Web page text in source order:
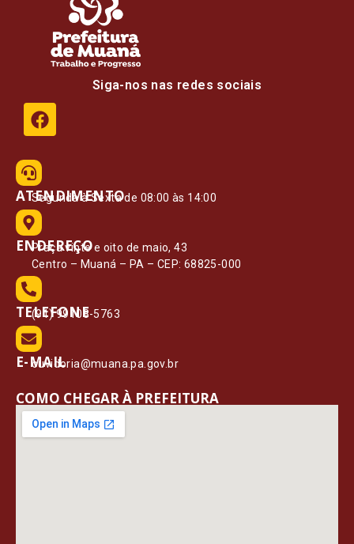
Siga-nos nas redes sociais
ATENDIMENTO
Segunda à Sexta de 08:00 às 14:00
ENDEREÇO
Praça vinte e oito de maio, 43
Centro – Muaná – PA – CEP: 68825-000
TELEFONE
(91) 99108-5763
E-MAIL
ouvidoria@muana.pa.gov.br
COMO CHEGAR À PREFEITURA